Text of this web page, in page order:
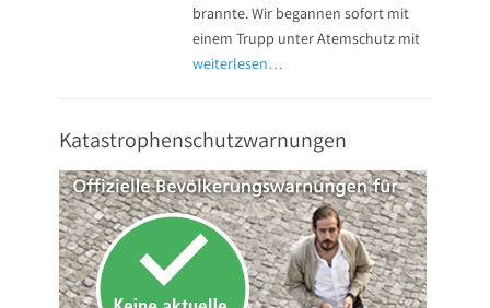
brannte. Wir begannen sofort mit
einem Trupp unter Atemschutz mit
weiterlesen…
Katastrophenschutzwarnungen